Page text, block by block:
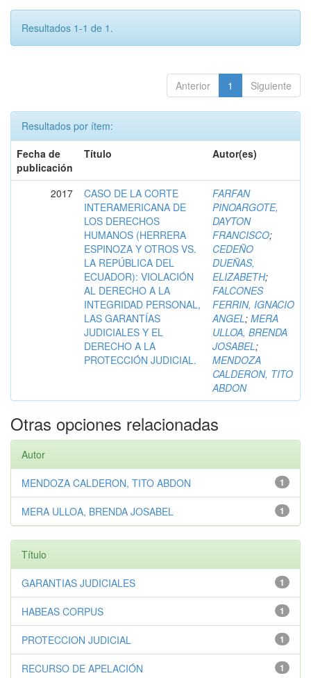
Resultados 1-1 de 1.
Anterior 1 Siguiente
Resultados por ítem:
Fecha de
publicación
Título Autor(es)
2017
CASO DE LA CORTE
INTERAMERICANA DE
LOS DERECHOS
HUMANOS (HERRERA
ESPINOZA Y OTROS VS.
LA REPÚBLICA DEL
ECUADOR): VIOLACIÓN
AL DERECHO A LA
INTEGRIDAD PERSONAL,
LAS GARANTÍAS
JUDICIALES Y EL
DERECHO A LA
PROTECCIÓN JUDICIAL.
FARFAN
PINOARGOTE,
DAYTON
FRANCISCO;
CEDEÑO
DUEÑAS,
ELIZABETH;
FALCONES
FERRIN, IGNACIO
ANGEL; MERA
ULLOA, BRENDA
JOSABEL;
MENDOZA
CALDERON, TITO
ABDON
Otras opciones relacionadas
Autor
1
MENDOZA CALDERON, TITO ABDON
1
MERA ULLOA, BRENDA JOSABEL
Título
1
GARANTIAS JUDICIALES
1
HABEAS CORPUS
1
PROTECCION JUDICIAL
1
RECURSO DE APELACIÓN